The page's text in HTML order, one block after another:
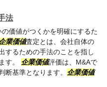
法
価値がつくかを明確にするた
業価値査定とは、会社自体の
するための手法のことを指し
す。 企業価値評価は、M&Aで
断基準となります。 企業価値